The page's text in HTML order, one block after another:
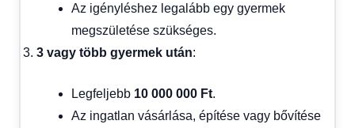
Az igényléshez legalább egy gyermek
megszületése szükséges.
3 vagy több gyermek után:
Legfeljebb 10 000 000 Ft.
Az ingatlan vásárlása, építése vagy bővítése